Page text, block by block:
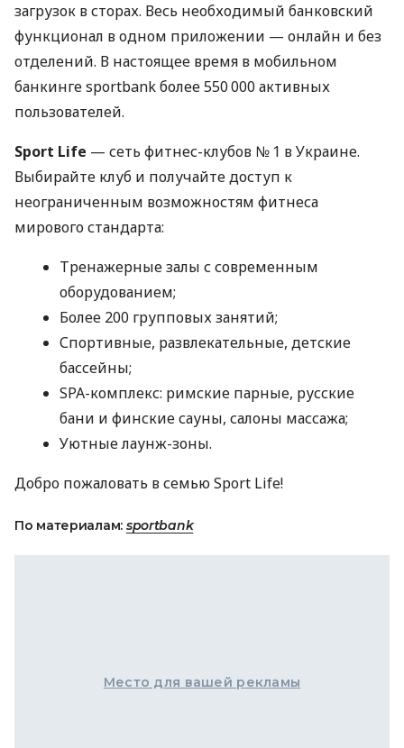
загрузок в сторах. Весь необходимый банковский
функционал в одном приложении — онлайн и без
отделений. В настоящее время в мобильном
банкинге sportbank более 550 000 активных
пользователей.
Sport Life — сеть фитнес-клубов № 1 в Украине.
Выбирайте клуб и получайте доступ к
неограниченным возможностям фитнеса
мирового стандарта:
Тренажерные залы с современным
оборудованием;
Более 200 групповых занятий;
Спортивные, развлекательные, детские
бассейны;
SPA-комплекс: римские парные, русские
бани и финские сауны, салоны массажа;
Уютные лаунж-зоны.
Добро пожаловать в семью Sport Life!
По материалам: sportbank
Место для вашей рекламы